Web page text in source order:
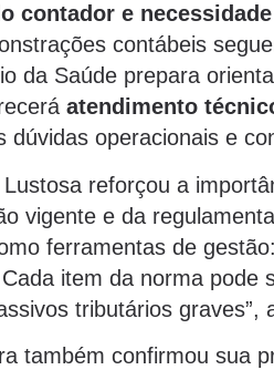
contador e
contábeis
da Saúde prepara
atendimento
dúvidas operacionais e
reforçou a
vigente e da
ferramentas de
item da norma pode
tributários graves”,
também confirmou sua